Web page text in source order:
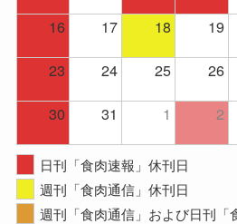
16
17 18 19
23
24 25 26
30
31 1 2
日刊「食肉速報」休刊日
週刊「食肉通信」休刊日
週刊「食肉通信」および日刊「